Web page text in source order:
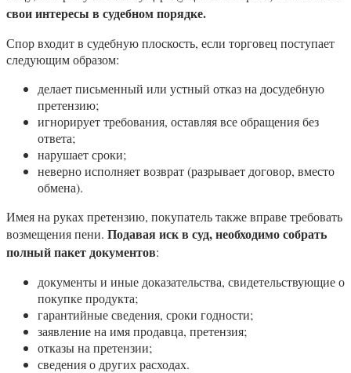
свои интересы в судебном порядке.
Спор входит в судебную плоскость, если торговец поступает
следующим образом:
делает письменный или устный отказ на досудебную
претензию;
игнорирует требования, оставляя все обращения без
ответа;
нарушает сроки;
неверно исполняет возврат (разрывает договор, вместо
обмена).
Имея на руках претензию, покупатель также вправе требовать
возмещения пени. Подавая иск в суд, необходимо собрать
полный пакет документов:
документы и иные доказательства, свидетельствующие о
покупке продукта;
гарантийные сведения, сроки годности;
заявление на имя продавца, претензия;
отказы на претензии;
сведения о других расходах.